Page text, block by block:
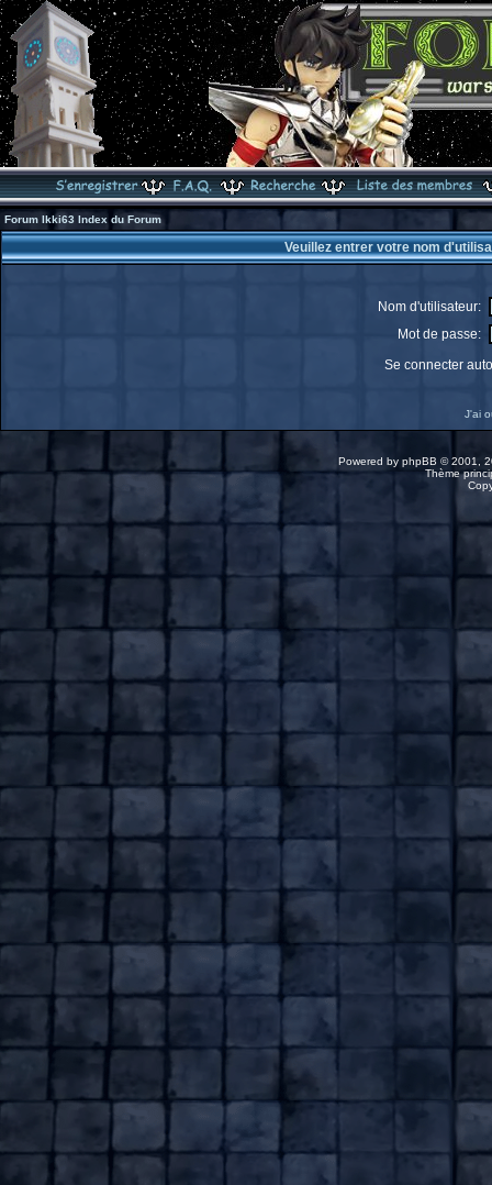
Forum Ikki63 Index du Forum
Veuillez entrer votre nom
Nom d'utilisateur:
Mot de passe:
Se connecter
J'ai
Powered by phpBB © 2001,
Thème